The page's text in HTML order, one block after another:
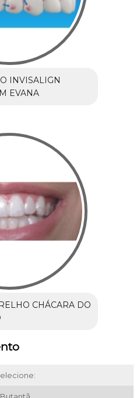
INVISALIGN
EVANA
CHÁCARA DO